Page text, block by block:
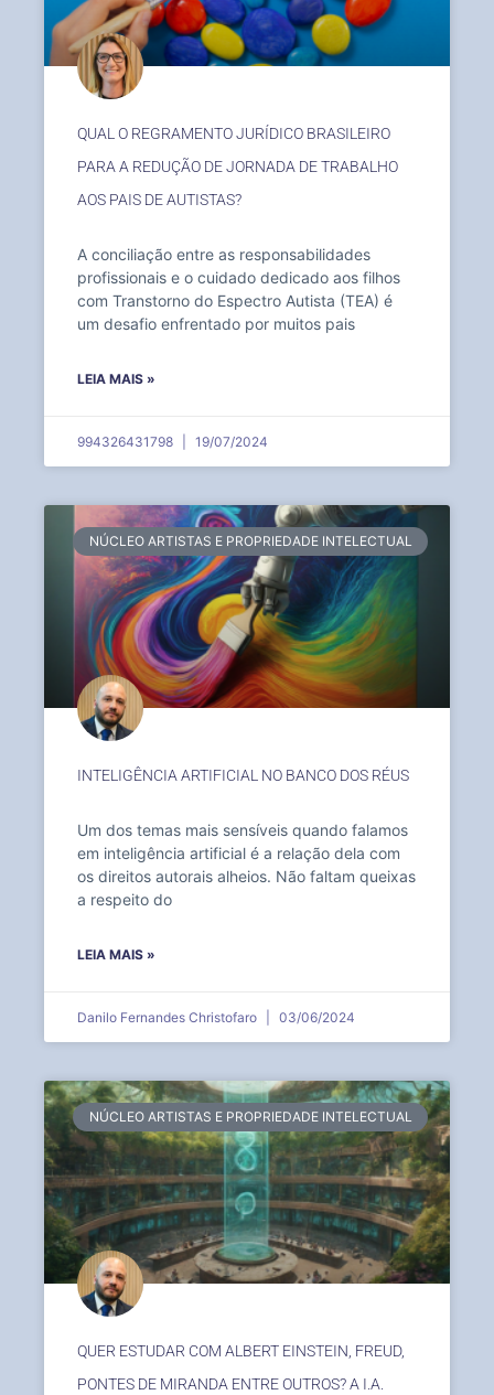
QUAL O REGRAMENTO JURÍDICO BRASILEIRO
PARA A REDUÇÃO DE JORNADA DE TRABALHO
AOS PAIS DE AUTISTAS?
A conciliação entre as responsabilidades
profissionais e o cuidado dedicado aos filhos
com Transtorno do Espectro Autista (TEA) é
um desafio enfrentado por muitos pais
LEIA MAIS »
994326431798 19/07/2024
NÚCLEO ARTISTAS E PROPRIEDADE INTELECTUAL
INTELIGÊNCIA ARTIFICIAL NO BANCO DOS RÉUS
Um dos temas mais sensíveis quando falamos
em inteligência artificial é a relação dela com
os direitos autorais alheios. Não faltam queixas
a respeito do
LEIA MAIS »
Danilo Fernandes Christofaro 03/06/2024
NÚCLEO ARTISTAS E PROPRIEDADE INTELECTUAL
QUER ESTUDAR COM ALBERT EINSTEIN, FREUD,
PONTES DE MIRANDA ENTRE OUTROS? A I.A.